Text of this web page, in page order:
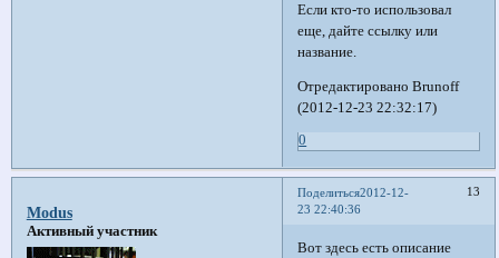
Если кто-то использовал
еще, дайте ссылку или
название.
Отредактировано Brunoff
(2012-12-23 22:32:17)
0
Поделиться 13
2012-12-
23 22:40:36
Modus
Активный участник
Вот здесь есть описание